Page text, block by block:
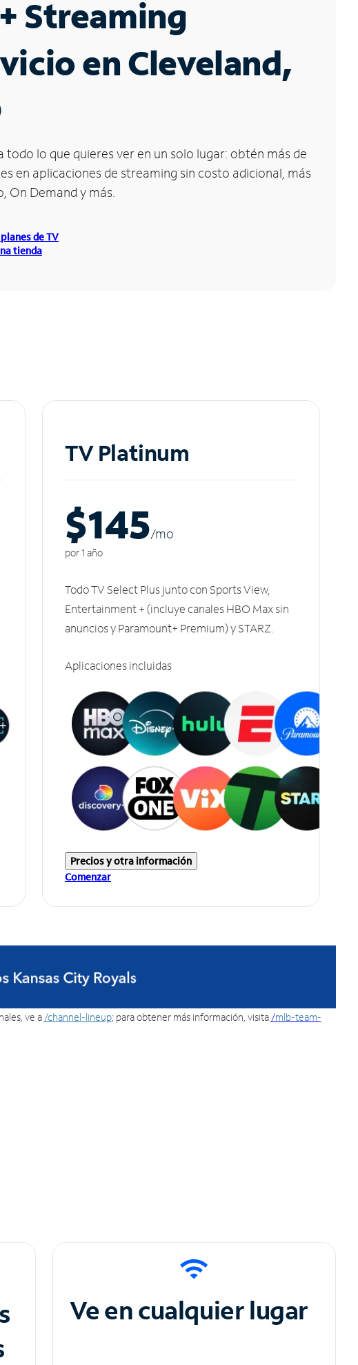
Streaming
en Cleveland,
todo lo que quieres ver en un solo lugar: obtén más de
en aplicaciones de streaming sin costo adicional, más
On Demand y más.
de TV
tienda
TV Platinum
$145/mo
por 1 año
Todo TV Select Plus junto con Sports View,
Entertainment + (incluye canales HBO Max sin
anuncios y Paramount+ Premium) y STARZ.
Aplicaciones incluidas
Precios y otra información
Comenzar
ve a /channel-lineup; para obtener más información, visita /mlb-team-
Ve en cualquier lugar